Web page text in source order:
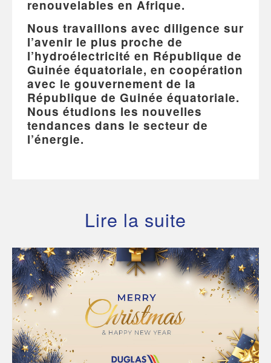
renouvelables en Afrique.
Nous travaillons avec diligence sur
l’avenir le plus proche de
l’hydroélectricité en République de
Guinée équatoriale, en coopération
avec le gouvernement de la
République de Guinée équatoriale.
Nous étudions les nouvelles
tendances dans le secteur de
l’énergie.
Lire la suite